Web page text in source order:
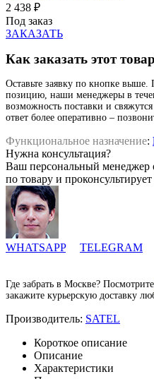
2 438 ₽
Под заказ
ЗАКАЗАТЬ
Как заказать этот
Оставьте заявку по кнопке
позицию, наши менеджеры в
возможность поставки и
ответ более оперативно –
Функциональное назначение:
Нужна консультация?
Ваш персональный менеджер
по товару и
WHATSAPP TELEGRAM
Где забрать в Москве? Посмотрите
закажите курьерскую доставку
Производитель: SATEL
Короткое описание
Описание
Характеристики